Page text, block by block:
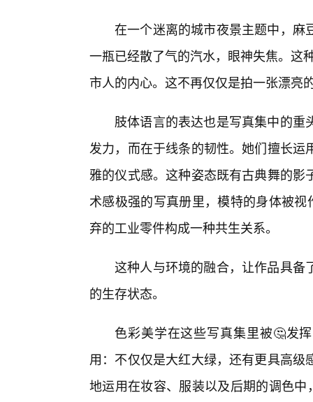
在一个迷离的城市夜景主题中，麻
一瓶已经散了气的汽水，眼神失焦。这
市人的内心。这不再仅仅是拍一张漂亮
肢体语言的表达也是写真集中的
发力，而在于线条的韧性。她们擅长
雅的仪式感。这种姿态既有古典舞的
术感极强的写真册里，模特的身体被
弃的工业零件构成一种共生关系。
这种人与环境的融合，让作品具
的生存状态。
色彩美学在这些写真集里被🤔发
用：不仅仅是大红大绿，还有更具高
地运用在妆容、服装以及后期的调色中